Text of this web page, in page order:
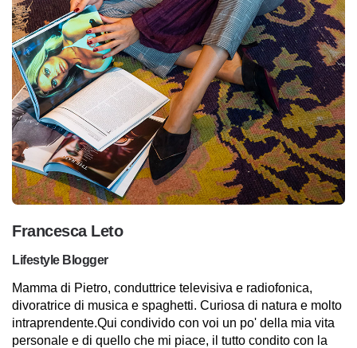
Francesca Leto
Lifestyle Blogger
Mamma di Pietro, conduttrice televisiva e radiofonica,
divoratrice di musica e spaghetti. Curiosa di natura e molto
intraprendente.Qui condivido con voi un po' della mia vita
personale e di quello che mi piace, il tutto condito con la